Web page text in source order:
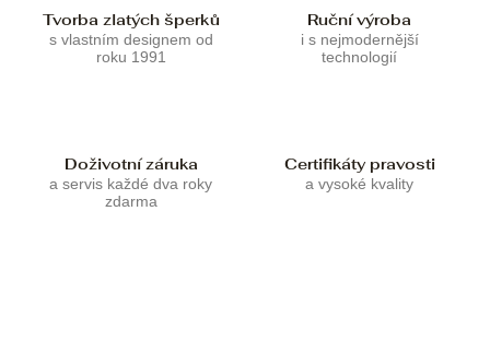
Tvorba zlatých šperků
s vlastním designem od
roku 1991
Ruční výroba
i s nejmodernější
technologií
Doživotní záruka
a servis každé dva roky
zdarma
Certifikáty pravosti
a vysoké kvality